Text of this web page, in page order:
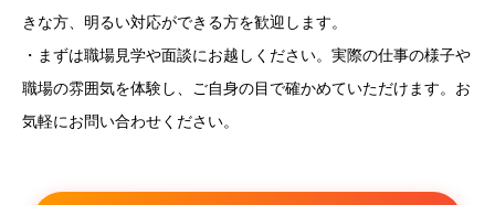
きな方、明るい対応ができる方を歓迎します。
・まずは職場見学や面談にお越しください。実際の仕事の様子や
職場の雰囲気を体験し、ご自身の目で確かめていただけます。お
気軽にお問い合わせください。